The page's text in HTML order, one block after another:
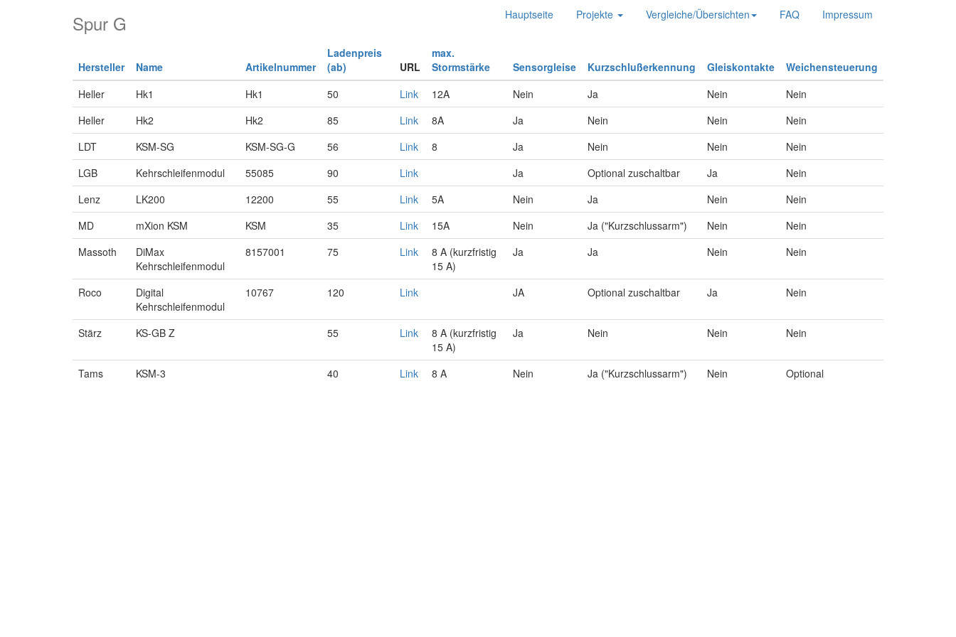
Hauptseite Projekte Vergleiche/Übersichten FAQ Impressum
Spur G
Hersteller Name Artikelnummer
Ladenpreis
(ab)
URL
max.
Stormstärke
Sensorgleise Kurzschlußerkennung Gleiskontakte
Weichensteuerung
Heller
Hk1 Hk1 50 Link 12A Nein Ja Nein
Nein
Heller
Hk2 Hk2 85 Link 8A Ja Nein Nein
Nein
LDT
KSM-SG KSM-SG-G 56 Link 8 Ja Nein Nein
Nein
LGB
Kehrschleifenmodul 55085 90 Link Ja Optional zuschaltbar Ja
Nein
Lenz
LK200 12200 55 Link 5A Nein Ja Nein
Nein
MD
mXion KSM KSM 35 Link 15A Nein Ja ("Kurzschlussarm") Nein
Nein
Massoth
DiMax
Kehrschleifenmodul
8157001 75 Link
8 A (kurzfristig
15 A)
Ja Ja Nein Nein
Roco
Digital
Kehrschleifenmodul
10767 120 Link JA Optional zuschaltbar Ja Nein
Stärz KS-GB Z 55 Link
8 A (kurzfristig
15 A)
Ja Nein Nein Nein
Tams KSM-3 40 Link 8 A Nein Ja ("Kurzschlussarm") Nein Optional